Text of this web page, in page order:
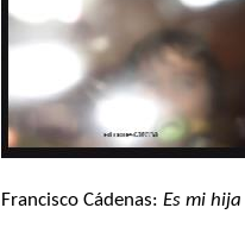
Francisco Cádenas: Es mi hija